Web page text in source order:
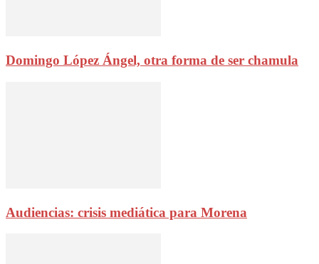
Domingo López Ángel, otra forma de ser chamula
Audiencias: crisis mediática para Morena